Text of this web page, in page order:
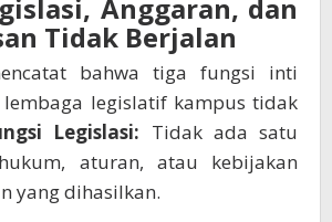
Anggaran, dan
Tidak Berjalan
bahwa tiga fungsi inti
lembaga legislatif kampus tidak
Legislasi: Tidak ada satu
aturan, atau kebijakan
yang dihasilkan.